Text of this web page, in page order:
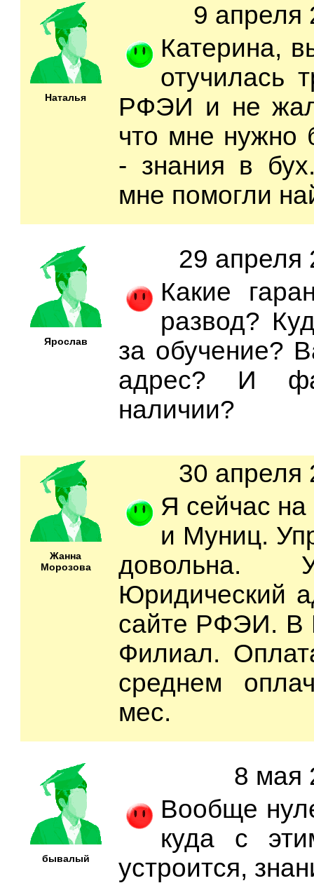
Наталья
9 апреля
Катерина,
отучилась
РФЭИ и не
что мне нужно
- знания в
мне помогли
Ярослав
29 апреля
Какие
развод?
за обучение?
адрес? И
наличии?
Жанна
Морозова
30 апреля
Я сейчас на
и Муниц.
довольна.
Юридический
сайте РФЭИ. В
Филиал.
среднем
мес.
бывалый
8 мая
Вообще
куда с
устроится,